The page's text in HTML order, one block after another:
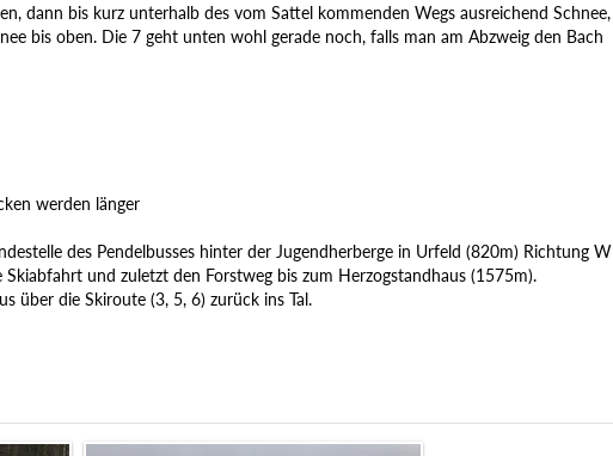
dann bis kurz unterhalb des vom Sattel kommenden Wegs ausreichend Schnee,
bis oben. Die 7 geht unten wohl gerade noch, falls man am Abzweig den Bach
werden länger
des Pendelbusses hinter der Jugendherberge in Urfeld (820m) Richtung W
Skiabfahrt und zuletzt den Forstweg bis zum Herzogstandhaus (1575m).
über die Skiroute (3, 5, 6) zurück ins Tal.